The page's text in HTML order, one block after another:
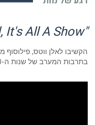
"Don't Be Scared, It's All A Show"
הקשיבו לאלן ווטס,
בתרבות המערב של שנות ה-50-60.